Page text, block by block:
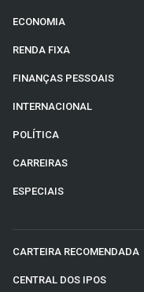
ECONOMIA
RENDA FIXA
FINANÇAS PESSOAIS
INTERNACIONAL
POLÍTICA
CARREIRAS
ESPECIAIS
CARTEIRA RECOMENDADA
CENTRAL DOS IPOS